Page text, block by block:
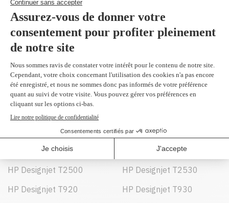
Peut être utilisé dans :
HP Designjet T1500
HP Designjet T1530
HP Designjet T2500
HP Designjet T2530
HP Designjet T920
HP Designjet T930